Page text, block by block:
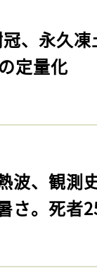
冠、永久
定量化
波、観
さ。死者
入りに
ンが必